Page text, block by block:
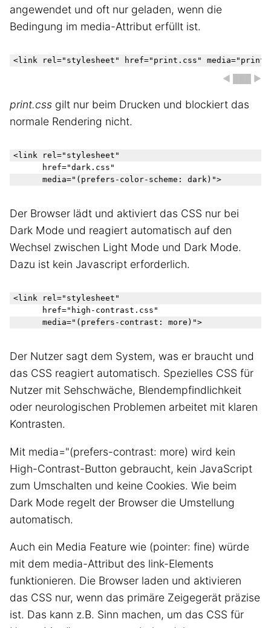
angewendet und oft nur geladen, wenn die
Bedingung im media-Attribut erfüllt ist.
◀ ███ ▶
print.css gilt nur beim Drucken und blockiert das
normale Rendering nicht.
<link rel="stylesheet"
      href="dark.css"
Der Browser lädt und aktiviert das CSS nur bei
Dark Mode und reagiert automatisch auf den
Wechsel zwischen Light Mode und Dark Mode.
Dazu ist kein Javascript erforderlich.
<link rel="stylesheet"
      href="high-contrast.css"
Der Nutzer sagt dem System, was er braucht und
das CSS reagiert automatisch. Spezielles CSS für
Nutzer mit Sehschwäche, Blendempfindlichkeit
oder neurologischen Problemen arbeitet mit klaren
Kontrasten.
Mit media="(prefers-contrast: more) wird kein
High-Contrast-Button gebraucht, kein JavaScript
zum Umschalten und keine Cookies. Wie beim
Dark Mode regelt der Browser die Umstellung
automatisch.
Auch ein Media Feature wie (pointer: fine) würde
mit dem media-Attribut des link-Elements
funktionieren. Die Browser laden und aktivieren
das CSS nur, wenn das primäre Zeigegerät präzise
ist. Das kann z.B. Sinn machen, um das CSS für